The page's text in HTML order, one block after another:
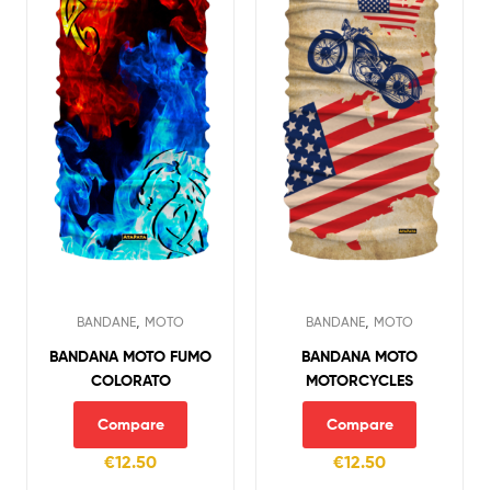
BANDANE MOTO
BANDANA MOTO FUMO
COLORATO
Compare
€12.50
BANDANE MOTO
BANDANA MOTO
MOTORCYCLES
Compare
€12.50